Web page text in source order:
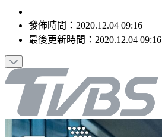
發佈時間： 2020.12.04 09:16
最後更新時間： 2020.12.04 09:16